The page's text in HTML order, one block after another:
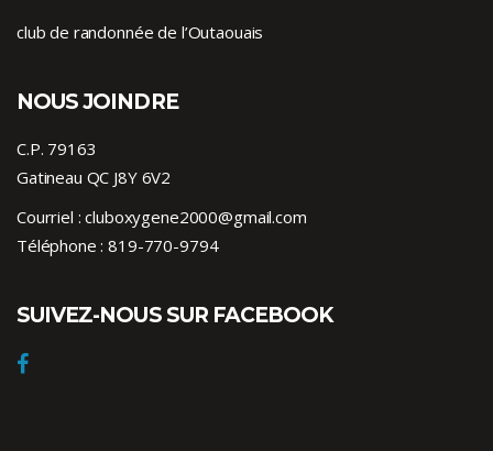
club de randonnée de l’Outaouais
NOUS JOINDRE
C.P. 79163
Gatineau QC J8Y 6V2
Courriel :cluboxygene2000@gmail.com
Téléphone :819-770-9794
SUIVEZ-NOUS SUR FACEBOOK